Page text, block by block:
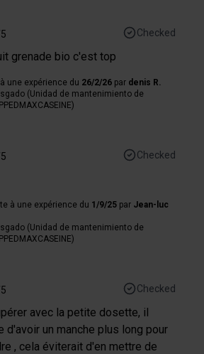
celles-ci avec des informations
utilisation de leurs services.
Checked
grenade bio c'est top
une expérience du 26/2/26 par denis R.
(Unidad de mantenimiento de
Checked
à une expérience du 1/9/25 par Jean-luc
(Unidad de mantenimiento de
Checked
avec la petite dosette, il
d'avoir un manche plus long pour
, cela éviterait d'en mettre de